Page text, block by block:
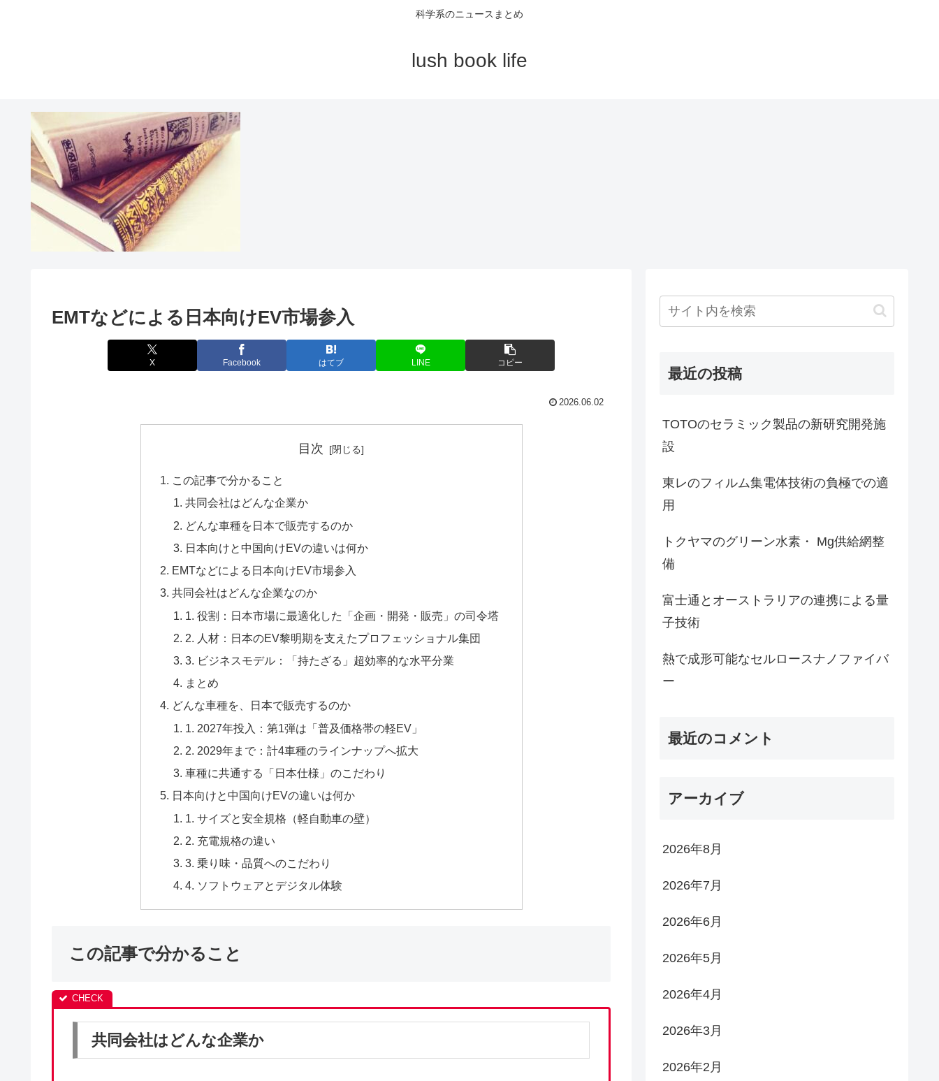
科学系のニュースまとめ
lush book life
EMTなどによる日本向けEV市場参入
X Facebook はてブ LINE コピー
2026.06.02
目次
この記事で分かること
共同会社はどんな企業か
どんな車種を日本で販売するのか
日本向けと中国向けEVの違いは何か
EMTなどによる日本向けEV市場参入
共同会社はどんな企業なのか
1. 役割：日本市場に最適化した「企画・開発・販売」の司令塔
2. 人材：日本のEV黎明期を支えたプロフェッショナル集団
3. ビジネスモデル：「持たざる」超効率的な水平分業
まとめ
どんな車種を、日本で販売するのか
1. 2027年投入：第1弾は「普及価格帯の軽EV」
2. 2029年まで：計4車種のラインナップへ拡大
車種に共通する「日本仕様」のこだわり
日本向けと中国向けEVの違いは何か
1. サイズと安全規格（軽自動車の壁）
2. 充電規格の違い
3. 乗り味・品質へのこだわり
4. ソフトウェアとデジタル体験
この記事で分かること
共同会社はどんな企業か
最近の投稿
TOTOのセラミック製品の新研究開発施
設
東レのフィルム集電体技術の負極での適
用
トクヤマのグリーン水素・ Mg供給網整
備
富士通とオーストラリアの連携による量
子技術
熱で成形可能なセルロースナノファイバ
ー
最近のコメント
アーカイブ
2026年8月
2026年7月
2026年6月
2026年5月
2026年4月
2026年3月
2026年2月